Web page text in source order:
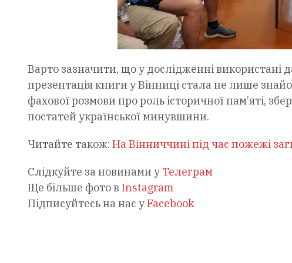
Варто зазначити, що у дослідженні використані
презентація книги у Вінниці стала не лише
фахової розмови про роль історичної пам’яті,
постатей української минувшини.
Читайте також: На Вінниччині під час пожежі
Слідкуйте за новинами у Телеграм
Ще більше фото в Instagram
Підписуйтесь на нас уFacebook